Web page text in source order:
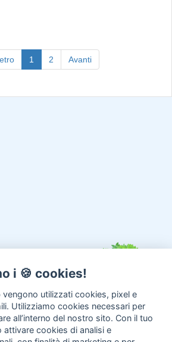
1 (current)
2 Avanti
i 🍪 cookies!
utilizzati cookies, pixel e
Utilizziamo cookies necessari per
all’interno del nostro sito. Con il tuo
cookies di analisi e